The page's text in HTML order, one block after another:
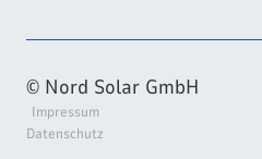
© Nord Solar GmbH
Impressum
Datenschutz